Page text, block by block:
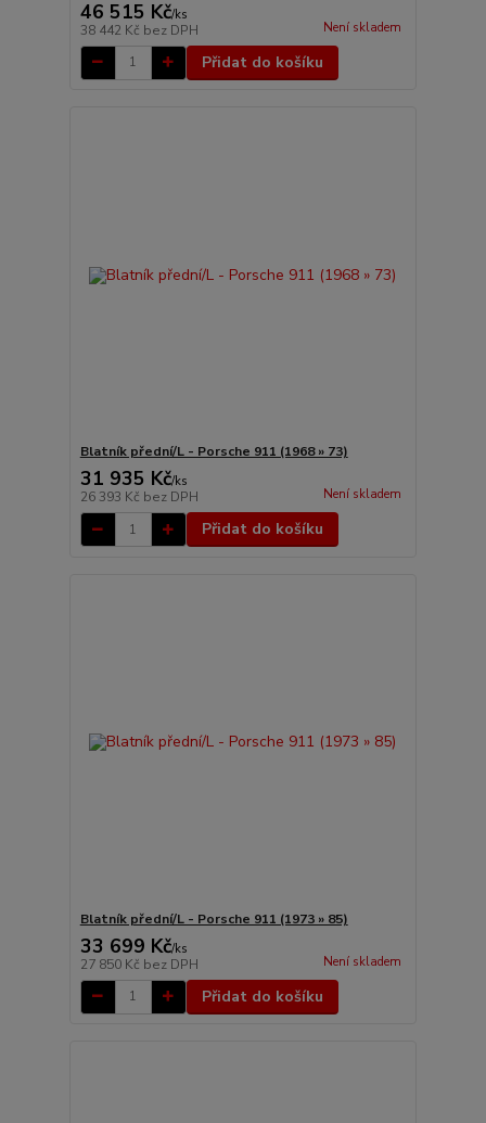
46 515 Kč/ks
38 442 Kč bez DPH Není skladem
Přidat do košíku
Blatník přední/L - Porsche 911 (1968 » 73)
31 935 Kč/ks
26 393 Kč bez DPH Není skladem
Přidat do košíku
Blatník přední/L - Porsche 911 (1973 » 85)
33 699 Kč/ks
27 850 Kč bez DPH Není skladem
Přidat do košíku